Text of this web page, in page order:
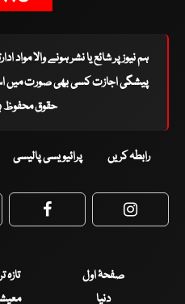
ہم نیوز پر شائع یا نشر ہونے والا مواد
پیشگی اجازت کسی بھی صورت میں
حقوق محفوظ
رابطہ کریں پرائیویسی پالیسی
Facebook
صفحۂ اول تازہ
دنیا